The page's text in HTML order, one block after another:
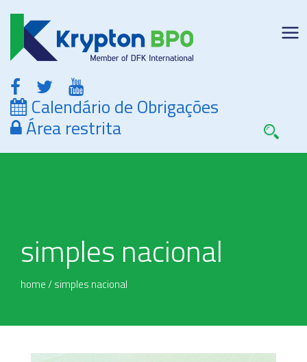
Calendário de Obrigações
Área restrita
simples nacional
home/simples nacional